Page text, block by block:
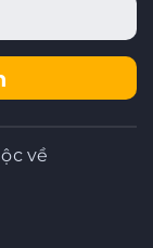
về